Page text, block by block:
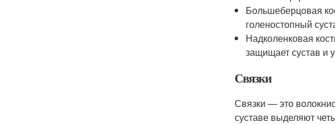
Большеберцовая
голеностопный
Надколенковая
защищает сустав и
Связки
Связки — это
суставе выделяют